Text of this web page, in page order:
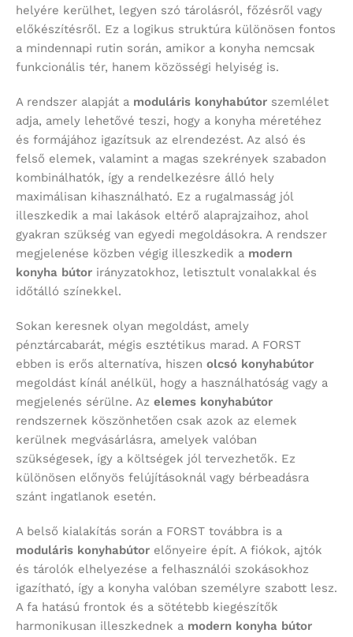
helyére kerülhet, legyen szó tárolásról, főzésről vagy
előkészítésről. Ez a logikus struktúra különösen fontos
a mindennapi rutin során, amikor a konyha nemcsak
funkcionális tér, hanem közösségi helyiség is.
A rendszer alapját a moduláris konyhabútor szemlélet
adja, amely lehetővé teszi, hogy a konyha méretéhez
és formájához igazítsuk az elrendezést. Az alsó és
felső elemek, valamint a magas szekrények szabadon
kombinálhatók, így a rendelkezésre álló hely
maximálisan kihasználható. Ez a rugalmasság jól
illeszkedik a mai lakások eltérő alaprajzaihoz, ahol
gyakran szükség van egyedi megoldásokra. A rendszer
megjelenése közben végig illeszkedik a modern
konyha bútor irányzatokhoz, letisztult vonalakkal és
időtálló színekkel.
Sokan keresnek olyan megoldást, amely
pénztárcabarát, mégis esztétikus marad. A FORST
ebben is erős alternatíva, hiszen olcsó konyhabútor
megoldást kínál anélkül, hogy a használhatóság vagy a
megjelenés sérülne. Az elemes konyhabútor
rendszernek köszönhetően csak azok az elemek
kerülnek megvásárlásra, amelyek valóban
szükségesek, így a költségek jól tervezhetők. Ez
különösen előnyös felújításoknál vagy bérbeadásra
szánt ingatlanok esetén.
A belső kialakítás során a FORST továbbra is a
moduláris konyhabútor előnyeire épít. A fiókok, ajtók
és tárolók elhelyezése a felhasználói szokásokhoz
igazítható, így a konyha valóban személyre szabott lesz.
A fa hatású frontok és a sötétebb kiegészítők
harmonikusan illeszkednek a modern konyha bútor